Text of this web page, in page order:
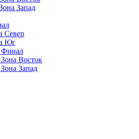
Запад
Север
Юг
Финал
Восток
Запад